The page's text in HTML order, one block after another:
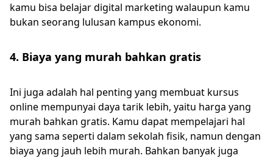
kamu bisa belajar digital marketing walaupun kamu
bukan seorang lulusan kampus ekonomi.
4. Biaya yang murah bahkan gratis
Ini juga adalah hal penting yang membuat kursus
online mempunyai daya tarik lebih, yaitu harga yang
murah bahkan gratis. Kamu dapat mempelajari hal
yang sama seperti dalam sekolah fisik, namun dengan
biaya yang jauh lebih murah. Bahkan banyak juga